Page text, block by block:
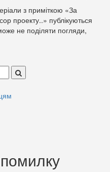
з приміткою «За
проекту..» публікуються
не поділяти погляди,